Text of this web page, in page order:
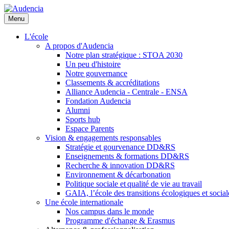
Aller
au
contenu
principal
Menu
L'école
A propos d'Audencia
Notre plan stratégique : STOA 2030
Un peu d'histoire
Notre gouvernance
Classements & accréditations
Alliance Audencia - Centrale - ENSA
Fondation Audencia
Alumni
Sports hub
Espace Parents
Vision & engagements responsables
Stratégie et gourvenance DD&RS
Enseignements & formations DD&RS
Recherche & innovation DD&RS
Environnement & décarbonation
Politique sociale et qualité de vie au travail
GAIA, l’école des transitions écologiques et
Une école internationale
Nos campus dans le monde
Programme d'échange & Erasmus